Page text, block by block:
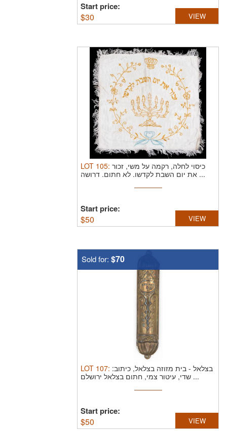
Start price:
$30 VIEW
LOT 105: כיסוי לחלה, רקמה על משי, זכור
את יום השבת לקדשו. לא חתום. דרושה ...
Start price:
$50 VIEW
Sold for: $70
LOT 107: בצלאל - בית מזוזה בצלאל, כיתוב:
שדי, עיטור צמי, חתום בצלאל ירושלם ...
Start price:
$50 VIEW